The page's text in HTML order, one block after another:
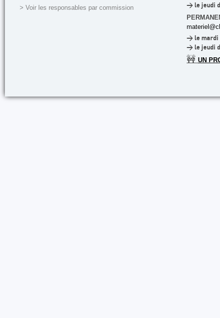
> Voir les responsables par commission
> le jeudi
> le mardi
> le jeudi
🚧 UN